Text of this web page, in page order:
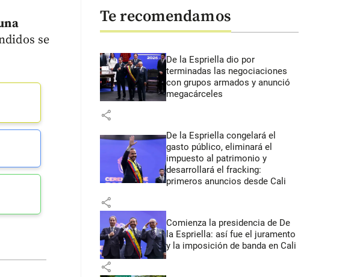
se
Te recomendamos
De la Espriella dio por
terminadas las negociaciones
con grupos armados y anunció
megacárceles
share
De la Espriella congelará el
gasto público, eliminará el
impuesto al patrimonio y
desarrollará el fracking:
primeros anuncios desde Cali
share
Comienza la presidencia de De
la Espriella: así fue el juramento
y la imposición de banda en Cali
share